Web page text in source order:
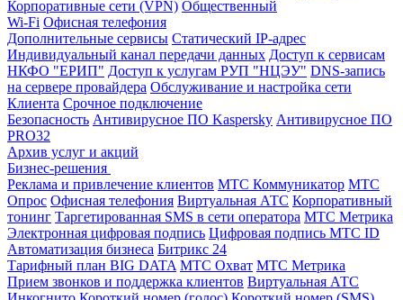
Корпоративные сети (VPN) Общественный
Wi-Fi Офисная телефония
Дополнительные сервисы Статический IP-адрес
Индивидуальный канал передачи данных Доступ к сервисам
НКФО "ЕРИП" Доступ к услугам РУП "НЦЭУ" DNS-запись
на сервере провайдера Обслуживание и настройка сети
Клиента Срочное подключение
Безопасность Антивирусное ПО Kaspersky Антивирусное ПО
PRO32
Архив услуг и акций
Бизнес-решения
Реклама и привлечение клиентов МТС Коммуникатор МТС
Опрос Офисная телефония Виртуальная АТС Корпоративный
тонинг Таргетированная SMS в сети оператора МТС Метрика
Электронная цифровая подпись Цифровая подпись МТС ID
Автоматизация бизнеса Битрикс 24
Тарифный план BIG DATA МТС Охват МТС Метрика
Прием звонков и поддержка клиентов Виртуальная АТС